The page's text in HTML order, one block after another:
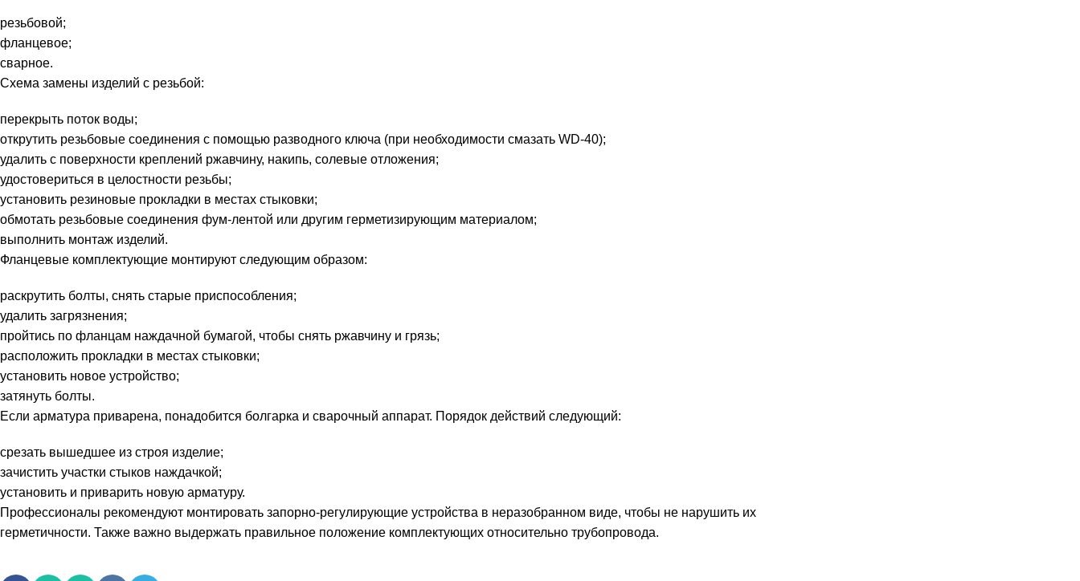
резьбовой;
фланцевое;
сварное.
Схема замены изделий с резьбой:
перекрыть поток воды;
открутить резьбовые соединения с помощью разводного ключа (при необходимости смазать WD-40);
удалить с поверхности креплений ржавчину, накипь, солевые отложения;
удостовериться в целостности резьбы;
установить резиновые прокладки в местах стыковки;
обмотать резьбовые соединения фум-лентой или другим герметизирующим материалом;
выполнить монтаж изделий.
Фланцевые комплектующие монтируют следующим образом:
раскрутить болты, снять старые приспособления;
удалить загрязнения;
пройтись по фланцам наждачной бумагой, чтобы снять ржавчину и грязь;
расположить прокладки в местах стыковки;
установить новое устройство;
затянуть болты.
Если арматура приварена, понадобится болгарка и сварочный аппарат. Порядок действий следующий:
срезать вышедшее из строя изделие;
зачистить участки стыков наждачкой;
установить и приварить новую арматуру.
Профессионалы рекомендуют монтировать запорно-регулирующие устройства в неразобранном виде, чтобы не нарушить их
герметичности. Также важно выдержать правильное положение комплектующих относительно трубопровода.